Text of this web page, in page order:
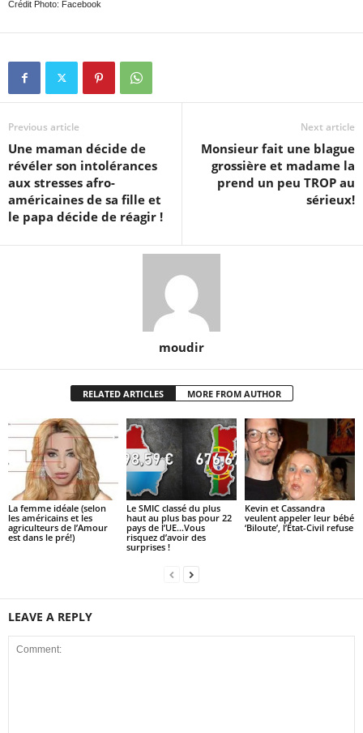
Crédit Photo: Facebook
Previous article
Une maman décide de
révéler son intolérances
aux stresses afro-
américaines de sa fille et
le papa décide de réagir !
Next article
Monsieur fait une blague
grossière et madame la
prend un peu TROP au
sérieux!
moudir
RELATED ARTICLES MORE FROM AUTHOR
La femme idéale (selon
les américains et les
agriculteurs de l’Amour
est dans le pré!)
Le SMIC classé du plus
haut au plus bas pour 22
pays de l’UE…Vous
risquez d’avoir des
surprises !
Kevin et Cassandra
veulent appeler leur bébé
‘Biloute’, l’État-Civil refuse
LEAVE A REPLY